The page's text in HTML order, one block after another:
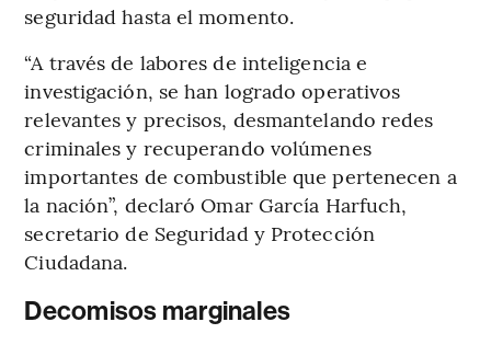
seguridad hasta el momento.
“A través de labores de inteligencia e
investigación, se han logrado operativos
relevantes y precisos, desmantelando redes
criminales y recuperando volúmenes
importantes de combustible que pertenecen a
la nación”, declaró Omar García Harfuch,
secretario de Seguridad y Protección
Ciudadana.
Decomisos marginales